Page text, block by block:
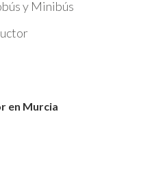
y Minibús
en Murcia